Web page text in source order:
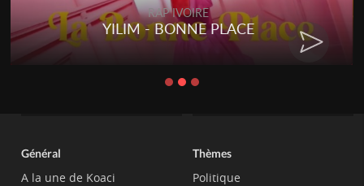
RAP IVOIRE
YILIM - BONNE PLACE
Général
A la une de Koaci
Thèmes
Politique